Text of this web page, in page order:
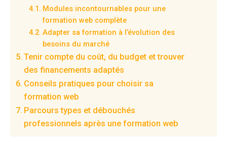
Modules incontournables pour une
formation web complète
Adapter sa formation à l’évolution des
besoins du marché
Tenir compte du coût, du budget et trouver
des financements adaptés
Conseils pratiques pour choisir sa
formation web
Parcours types et débouchés
professionnels après une formation web